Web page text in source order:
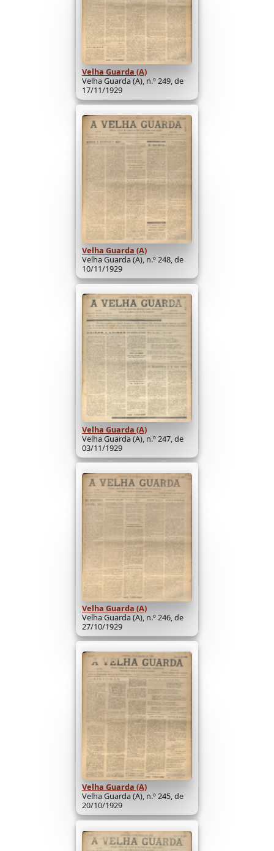
Velha Guarda (A)
Velha Guarda (A), n.º 249, de
17/11/1929
Velha Guarda (A)
Velha Guarda (A), n.º 248, de
10/11/1929
Velha Guarda (A)
Velha Guarda (A), n.º 247, de
03/11/1929
Velha Guarda (A)
Velha Guarda (A), n.º 246, de
27/10/1929
Velha Guarda (A)
Velha Guarda (A), n.º 245, de
20/10/1929